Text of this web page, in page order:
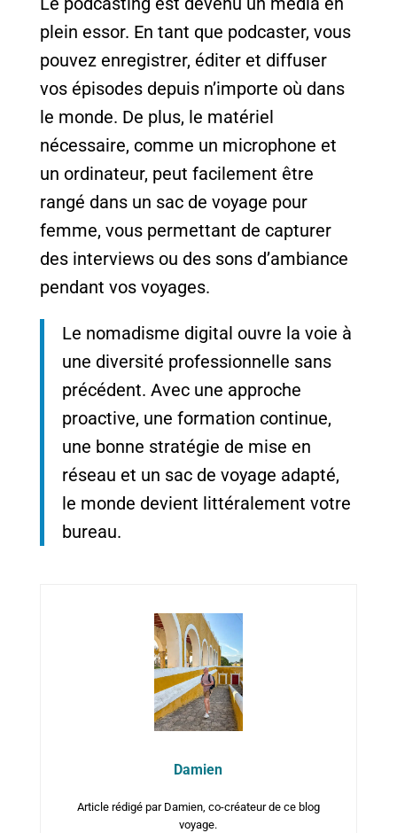
plein essor. En tant que podcaster, vous
pouvez enregistrer, éditer et diffuser
vos épisodes depuis n’importe où dans
le monde. De plus, le matériel
nécessaire, comme un microphone et
un ordinateur, peut facilement être
rangé dans un sac de voyage pour
femme, vous permettant de capturer
des interviews ou des sons d’ambiance
pendant vos voyages.
Le nomadisme digital ouvre la voie à
une diversité professionnelle sans
précédent. Avec une approche
proactive, une formation continue,
une bonne stratégie de mise en
réseau et un sac de voyage adapté,
le monde devient littéralement votre
bureau.
Damien
Article rédigé par Damien, co-créateur de ce blog
voyage.